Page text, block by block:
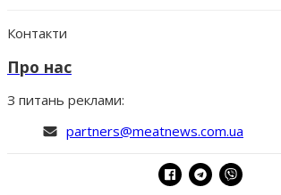
Контакти
Про нас
З питань реклами:
partners@meatnews.com.ua